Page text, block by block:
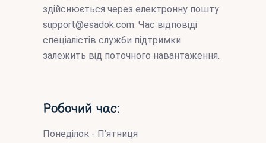
здійснюється через електронну пошту
support@esadok.com. Час відповіді
спеціалістів служби підтримки
залежить від поточного навантаження.
Робочий час:
Понеділок - П’ятниця